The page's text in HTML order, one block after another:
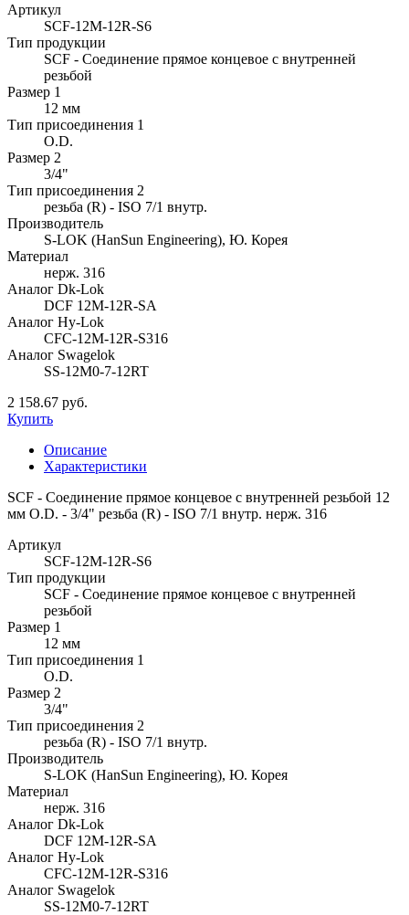
Артикул
SCF-12M-12R-S6
Тип продукции
SCF - Соединение прямое концевое с внутренней
резьбой
Размер 1
12 мм
Тип присоединения 1
O.D.
Размер 2
3/4"
Тип присоединения 2
резьба (R) - ISO 7/1 внутр.
Производитель
S-LOK (HanSun Engineering), Ю. Корея
Материал
нерж. 316
Аналог Dk-Lok
DCF 12M-12R-SA
Аналог Hy-Lok
CFC-12M-12R-S316
Аналог Swagelok
SS-12M0-7-12RT
2 158.67 руб.
Купить
Описание
Характеристики
SCF - Соединение прямое концевое с внутренней резьбой 12
мм O.D. - 3/4" резьба (R) - ISO 7/1 внутр. нерж. 316
Артикул
SCF-12M-12R-S6
Тип продукции
SCF - Соединение прямое концевое с внутренней
резьбой
Размер 1
12 мм
Тип присоединения 1
O.D.
Размер 2
3/4"
Тип присоединения 2
резьба (R) - ISO 7/1 внутр.
Производитель
S-LOK (HanSun Engineering), Ю. Корея
Материал
нерж. 316
Аналог Dk-Lok
DCF 12M-12R-SA
Аналог Hy-Lok
CFC-12M-12R-S316
Аналог Swagelok
SS-12M0-7-12RT